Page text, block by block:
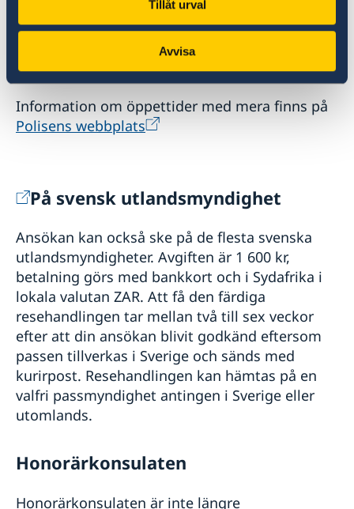
Tillåt urval
Avvisa
pass för att få besked om vilka dokument som
Information om öppettider med mera finns på
Polisens webbplats
På svensk utlandsmyndighet
Ansökan kan också ske på de flesta svenska
utlandsmyndigheter. Avgiften är 1 600 kr,
betalning görs med bankkort och i Sydafrika i
lokala valutan ZAR. Att få den färdiga
resehandlingen tar mellan två till sex veckor
efter att din ansökan blivit godkänd eftersom
passen tillverkas i Sverige och sänds med
kurirpost. Resehandlingen kan hämtas på en
valfri passmyndighet antingen i Sverige eller
utomlands.
Honorärkonsulaten
Honorärkonsulaten är inte längre